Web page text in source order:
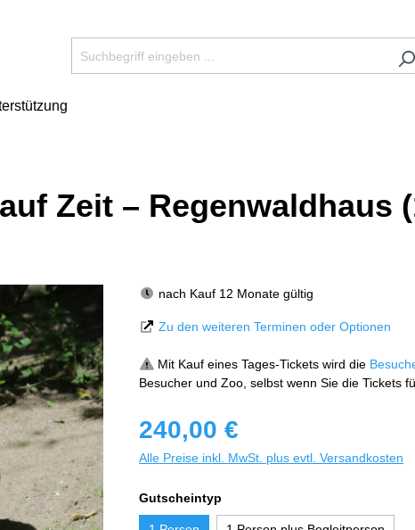
Zeit – Regenwaldhaus
nach Kauf 12 Monate gültig
Zu den weiteren Terminen oder Optionen
Mit Kauf eines Tages-Tickets wird die
Besucher und Zoo, selbst wenn Sie die Tickets
240,00 €
Alle Preise inkl. MwSt. plus evtl. Versandkosten
Gutscheintyp